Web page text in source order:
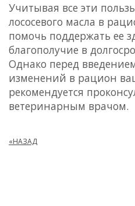
Учитывая все эти
лососевого масла в
помочь поддержать ее
благополучие в
Однако перед
изменений в рацион
рекомендуется
ветеринарным врачом.
«НАЗАД